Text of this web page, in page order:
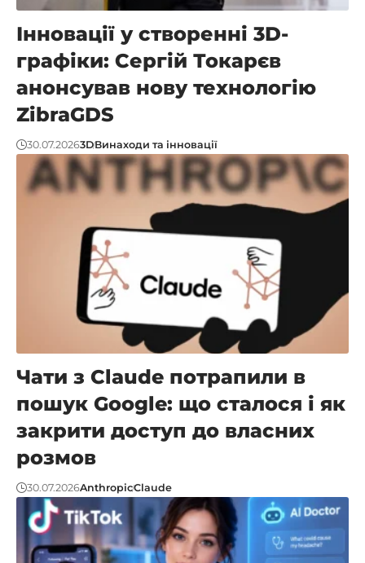
Інновації у створенні 3D-
графіки: Сергій Токарєв
анонсував нову технологію
ZibraGDS
30.07.20263DВинаходи та інновації
Чати з Claude потрапили в
пошук Google: що сталося і як
закрити доступ до власних
розмов
30.07.2026AnthropicClaude